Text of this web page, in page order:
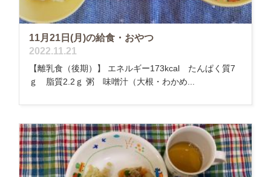
11月21日(月)の給食・おやつ
2022.11.21
【離乳食（後期）】 エネルギー173kcal たんぱく質7
ｇ 脂質2.2ｇ 粥 味噌汁（大根・わかめ...